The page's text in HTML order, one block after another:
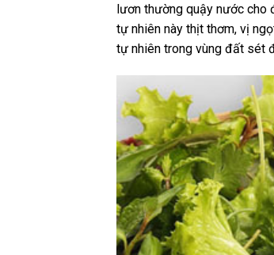
lươn thường quậy nước cho
tự nhiên này thịt thơm, vị
tự nhiên trong vùng đất sét